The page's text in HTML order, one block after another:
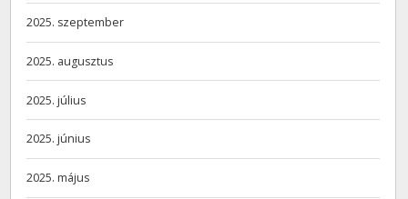
2025. szeptember
2025. augusztus
2025. július
2025. június
2025. május